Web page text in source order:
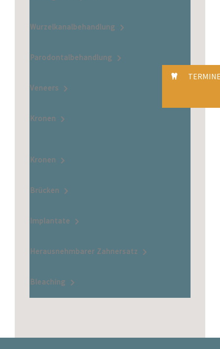
Wurzelkanalbehandlung
Parodontalbehandlung
Veneers
Kronen
Kronen
Brücken
Implantate
Herausnehmbarer Zahnersatz
Bleaching